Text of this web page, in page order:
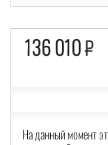
136 010₽
На данный момент